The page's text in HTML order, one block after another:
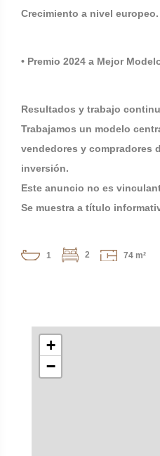
Crecimiento a nivel
• Premio 2024 a Mejor
Resultados y trabajo
Trabajamos un modelo
vendedores y compradores
inversión.
Este anuncio no es
Se muestra a título
1 2 74 m²
+
−